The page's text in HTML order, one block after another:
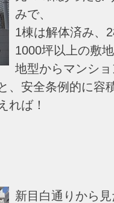
みで、
1棟は解体済み、
1000坪以上の敷
地型からマンショ
、安全条例的に容
れば！
新目白通りから